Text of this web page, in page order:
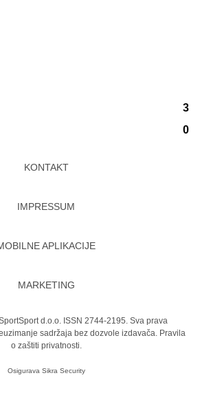
3
0
KONTAKT
IMPRESSUM
APLIKACIJE
MARKETING
d.o.o. ISSN 2744-2195. Sva prava
sadržaja bez dozvole izdavača. Pravila
o zaštiti privatnosti.
Osigurava Sikra Security